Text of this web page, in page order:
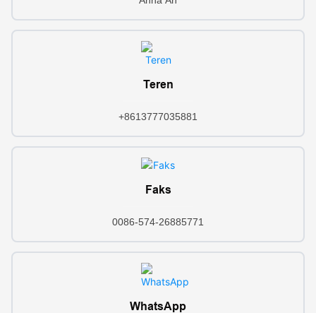
Teren
+8613777035881
Faks
0086-574-26885771
WhatsApp